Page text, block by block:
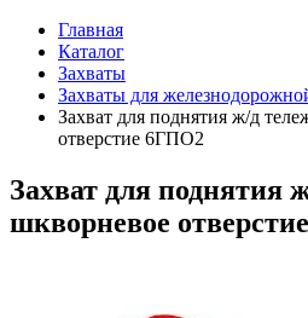
Главная
Каталог
Захваты
Захваты для
Захват для поднятия ж/д
отверстие 6ГПО2
Захват для поднятия
шкворневое